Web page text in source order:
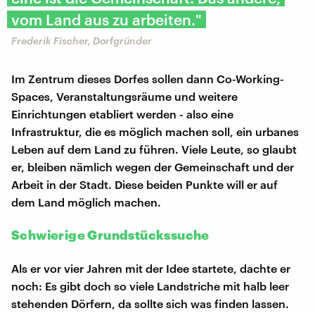
vom Land aus zu arbeiten."
Frederik Fischer, Dorfgründer
Im Zentrum dieses Dorfes sollen dann Co-Working-
Spaces, Veranstaltungsräume und weitere
Einrichtungen etabliert werden - also eine
Infrastruktur, die es möglich machen soll, ein urbanes
Leben auf dem Land zu führen. Viele Leute, so glaubt
er, bleiben nämlich wegen der Gemeinschaft und der
Arbeit in der Stadt. Diese beiden Punkte will er auf
dem Land möglich machen.
Schwierige Grundstückssuche
Als er vor vier Jahren mit der Idee startete, dachte er
noch: Es gibt doch so viele Landstriche mit halb leer
stehenden Dörfern, da sollte sich was finden lassen.